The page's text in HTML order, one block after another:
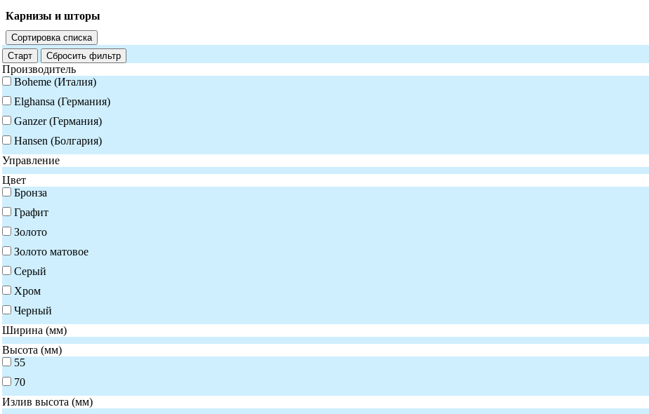
Карнизы и шторы
Сортировка списка
Старт
Сбросить фильтр
Производитель
Boheme (Италия)
Elghansa (Германия)
Ganzer (Германия)
Hansen (Болгария)
Управление
Цвет
Бронза
Графит
Золото
Золото матовое
Серый
Хром
Черный
Ширина (мм)
Высота (мм)
55
70
Излив высота (мм)